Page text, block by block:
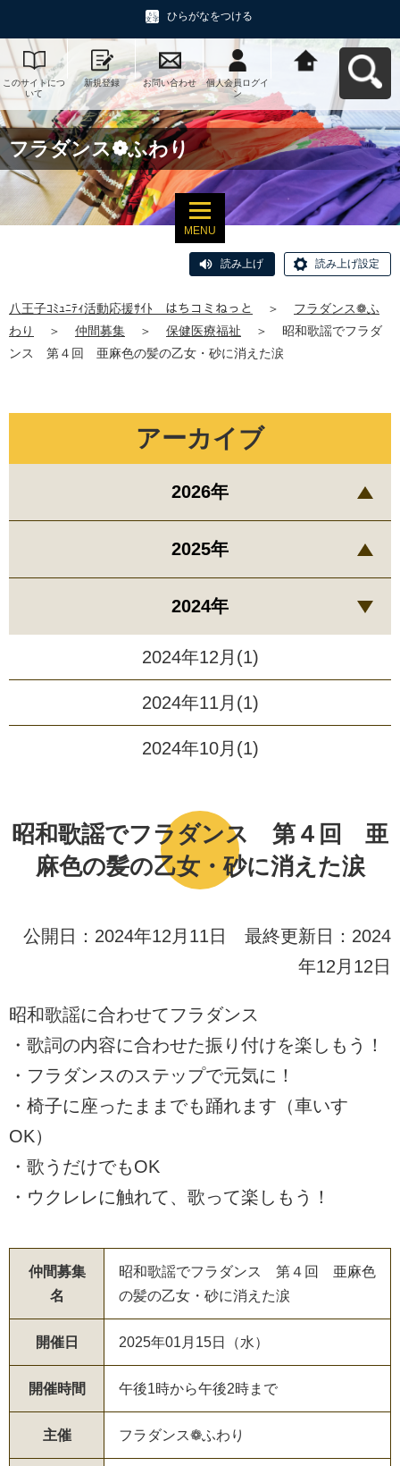
ひらがなをつける
このサイトにつ
いて
新規登録 お問い合わせ
個人会員ログイ
ン
動応援ｻｲﾄ はち
コミねっとへ戻
る
フラダンス❁ふわり
MENU
読み上げ 読み上げ設定
八王子ｺﾐｭﾆﾃｨ活動応援ｻｲﾄ はちコミねっと ＞
フラダンス❁ふ
わり
＞ 仲間募集 ＞ 保健医療福祉 ＞
昭和歌謡でフラダ
ンス 第４回 亜麻色の髪の乙女・砂に消えた涙
昭和歌謡でフラダンス 第４回 亜
麻色の髪の乙女・砂に消えた涙
公開日：2024年12月11日 最終更新日：2024
年12月12日
昭和歌謡に合わせてフラダンス
・歌詞の内容に合わせた振り付けを楽しもう！
・フラダンスのステップで元気に！
・椅子に座ったままでも踊れます（車いす
OK）
・歌うだけでもOK
・ウクレレに触れて、歌って楽しもう！
仲間募集
名
昭和歌謡でフラダンス 第４回 亜麻色
の髪の乙女・砂に消えた涙
開催日 2025年01月15日（水）
開催時間 午後1時から午後2時まで
主催 フラダンス❁ふわり
アーカイブ
2026年
2025年
2024年
2024年12月(1)
2024年11月(1)
2024年10月(1)